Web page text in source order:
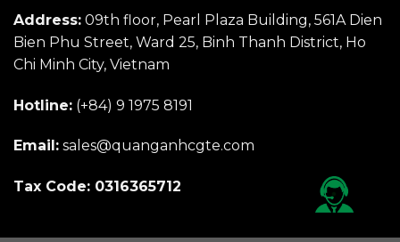
Address: 09th floor, Pearl Plaza Building, 561A Dien
Bien Phu Street, Ward 25, Binh Thanh District, Ho
Chi Minh City, Vietnam
Hotline: (+84) 9 1975 8191
Email: sales@quanganhcgte.com
Tax Code: 0316365712